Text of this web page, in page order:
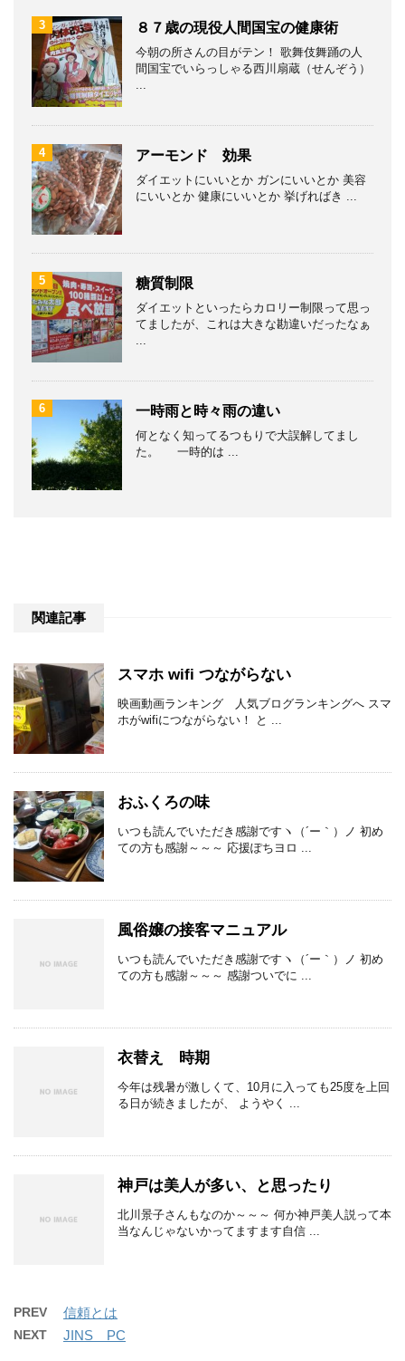
3 ８７歳の現役人間国宝の健康術
今朝の所さんの目がテン！ 歌舞伎舞踊の人
間国宝でいらっしゃる西川扇蔵（せんぞう）
...
4 アーモンド 効果
ダイエットにいいとか ガンにいいとか 美容
にいいとか 健康にいいとか 挙げればき ...
5 糖質制限
ダイエットといったらカロリー制限って思っ
てましたが、これは大きな勘違いだったなぁ
...
6 一時雨と時々雨の違い
何となく知ってるつもりで大誤解してまし
た。 一時的は ...
関連記事
スマホ wifi つながらない
映画動画ランキング 人気ブログランキングへ スマ
ホがwifiにつながらない！ と ...
おふくろの味
いつも読んでいただき感謝ですヽ（´ー｀）ノ 初め
ての方も感謝～～～ 応援ぽちヨロ ...
風俗嬢の接客マニュアル
いつも読んでいただき感謝ですヽ（´ー｀）ノ 初め
ての方も感謝～～～ 感謝ついでに ...
衣替え 時期
今年は残暑が激しくて、10月に入っても25度を上回
る日が続きましたが、 ようやく ...
神戸は美人が多い、と思ったり
北川景子さんもなのか～～～ 何か神戸美人説って本
当なんじゃないかってますます自信 ...
PREV 信頼とは
NEXT JINS PC